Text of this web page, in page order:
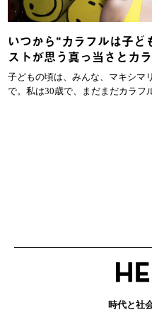
いつから“カラフルは子
ストが思う真っ当さとカ
子どもの頃は、みんな、マキシマ
で。私は30歳で、まだまだカラフ
時代と社